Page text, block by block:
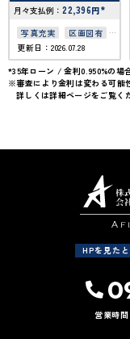
月々支払例： 22,396円*
写真充実
区画図有
50坪以上
更新日：2026.07.28
*35年ローン / 金利0.950%の場
※審査により金利は変わる可能
詳しくは詳細ページをご覧く
HPを見た
営業時